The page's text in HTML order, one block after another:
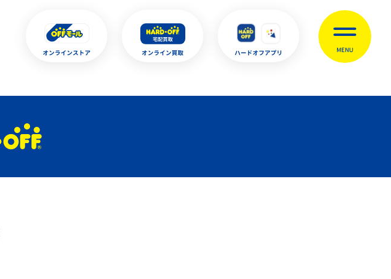
オンラインストア オンライン買取 ハードオフアプリ MENU